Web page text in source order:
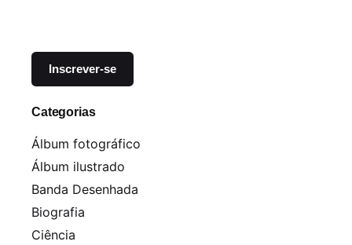
Categorias
Álbum fotográfico
Álbum ilustrado
Banda Desenhada
Biografia
Ciência